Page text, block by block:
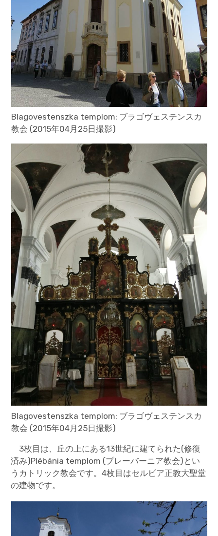
Blagovestenszka templom: ブラゴヴェステンスカ
教会 (2015年04月25日撮影)
Blagovestenszka templom: ブラゴヴェステンスカ
教会 (2015年04月25日撮影)
3枚目は、丘の上にある13世紀に建てられた(修復
済み)Plébánia templom (プレーバーニア教会)とい
うカトリック教会です。4枚目はセルビア正教大聖堂
の建物です。